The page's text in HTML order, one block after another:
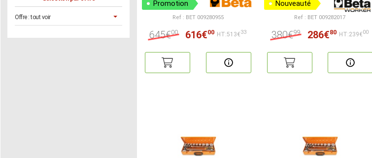
Offre :tout voir
Promotion
Ref : BET 009280955
645€00 616€00 HT:513€33
Nouveauté
Ref : BET 009282017
380€99 286€80 HT:239€00